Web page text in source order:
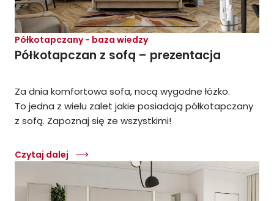
Półkotapczany - baza wiedzy
Półkotapczan z sofą – prezentacja
Za dnia komfortowa sofa, nocą wygodne łóżko.
To jedna z wielu zalet jakie posiadają półkotapczany
z sofą. Zapoznaj się ze wszystkimi!
Czytaj dalej